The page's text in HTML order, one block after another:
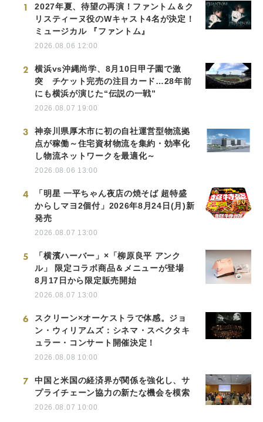
1
2027年夏、待望の再演！ファントム＆ク
リスティーヌ役のWキャスト4名が決定！
ミュージカル 『ファントム』
2026.08.06 12:00
2
横浜vs沖縄尚学、8月10日甲子園で激
突 チケット完売の注目カード…28年前
にも横浜が演じた“伝説の一戦”
2026.08.07 19:00
3
神奈川県厚木市に初の自社運営型物流拠
点が稼働～住宅資材物流を集約・効率化
し物流ネットワークを最適化～
2026.08.06 13:00
4
「明星 一平ちゃん夜店の焼そば 超特盛
からしマヨ2個付」2026年8月24日(月)新
発売
2026.08.07 13:00
5
「横濱ハーバー」×「柳原良平 アンク
ル」 限定コラボ商品＆メニューが登場
8月17日から限定販売開始
2026.08.07 13:00
6
スクリーン×オーケストラで体感。ジョ
ン・ウィリアムズ：シネマ・スペクタキ
ュラー・コンサート開催決定！
2026.08.08 10:00
7
中国と米国の経済界が関係を強化し、サ
プライチェーン協力の新たな機会を模索
2026.08.07 10:00